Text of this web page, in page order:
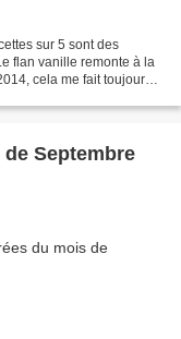
sur 5 sont des
flan vanille remonte à la
cela me fait toujours
Septembre